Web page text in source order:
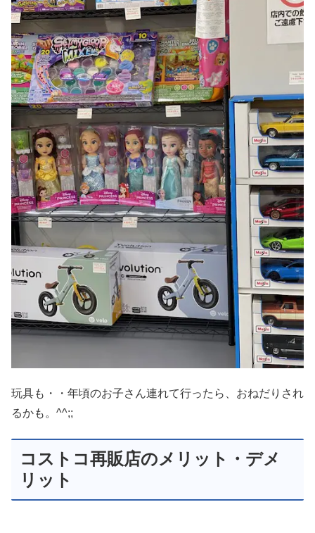
玩具も・・年頃のお子さん連れて行ったら、おねだりされ
るかも。^^;;
コストコ再販店のメリット・デメ
リット